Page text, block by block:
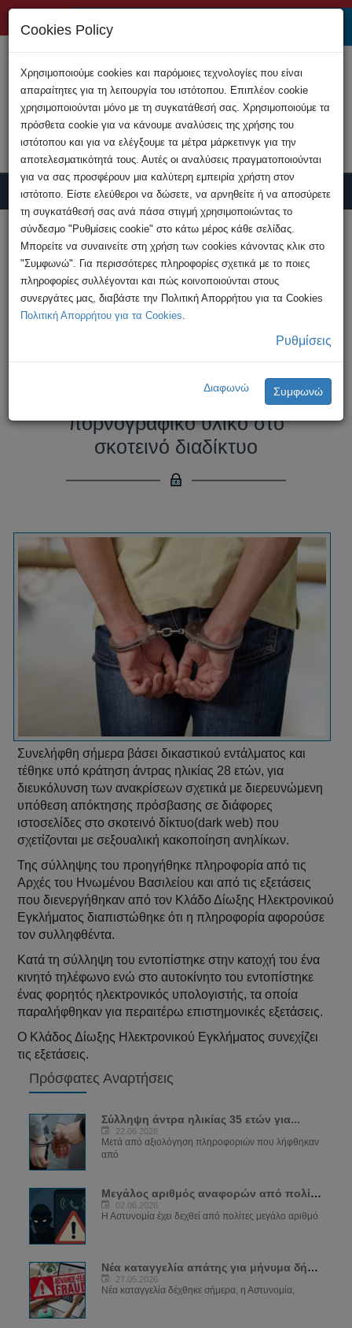
Υποβολή Καταγγελίας
HOME
Ανακοινώσεις
Σύλληψη υπόπτου που είχε πρόσβαση σε
παιδικό πορνογραφικό ...
Σύλληψη υπόπτου που είχε
πρόσβαση σε παιδικό
πορνογραφικό υλικο στο
σκοτεινό διαδίκτυο
Συνελήφθη σήμερα βάσει δικαστικού εντάλματος και
τέθηκε υπό κράτηση άντρας ηλικίας 28 ετών, για
διευκόλυνση των ανακρίσεων σχετικά με διερευνώμενη
υπόθεση απόκτησης πρόσβασης σε διάφορες
ιστοσελίδες στο σκοτεινό δίκτυο(dark web) που
σχετίζονται με σεξουαλική κακοποίηση ανηλίκων.
Της σύλληψης του προηγήθηκε πληροφορία από τις
Αρχές του Ηνωμένου Βασιλείου και από τις εξετάσεις
που διενεργήθηκαν από τον Κλάδο Δίωξης Ηλεκτρονικού
Εγκλήματος διαπιστώθηκε ότι η πληροφορία αφορούσε
τον συλληφθέντα.
Κατά τη σύλληψη του εντοπίστηκε στην κατοχή του ένα
κινητό τηλέφωνο ενώ στο αυτοκίνητο του εντοπίστηκε
ένας φορητός ηλεκτρονικός υπολογιστής, τα οποία
παραλήφθηκαν για περαιτέρω επιστημονικές εξετάσεις.
Ο Κλάδος Δίωξης Ηλεκτρονικού Εγκλήματος συνεχίζει
τις εξετάσεις.
Πρόσφατες Αναρτήσεις
Σύλληψη άντρα ηλικίας 35 ετών για...
22.06.2026
Μετά από αξιολόγηση πληροφοριών που λήφθηκαν
από
Μεγάλος αριθμός αναφορών από πολίτες για...
02.06.2026
Η Αστυνομία έχει δεχθεί από πολίτες μεγάλο αριθμό
Νέα καταγγελία απάτης για μήνυμα δήθεν...
27.05.2026
Νέα καταγγελία δέχθηκε σήμερα, η Αστυνομία,
Cookies Policy
Χρησιμοποιούμε cookies και παρόμοιες τεχνολογίες που είναι
απαραίτητες για τη λειτουργία του ιστότοπου. Επιπλέον cookie
χρησιμοποιούνται μόνο με τη συγκατάθεσή σας. Χρησιμοποιούμε τα
πρόσθετα cookie για να κάνουμε αναλύσεις της χρήσης του
ιστότοπου και για να ελέγξουμε τα μέτρα μάρκετινγκ για την
αποτελεσματικότητά τους. Αυτές οι αναλύσεις πραγματοποιούνται
για να σας προσφέρουν μια καλύτερη εμπειρία χρήστη στον
ιστότοπο. Είστε ελεύθεροι να δώσετε, να αρνηθείτε ή να αποσύρετε
τη συγκατάθεσή σας ανά πάσα στιγμή χρησιμοποιώντας το
σύνδεσμο "Ρυθμίσεις cookie" στο κάτω μέρος κάθε σελίδας.
Μπορείτε να συναινείτε στη χρήση των cookies κάνοντας κλικ στο
"Συμφωνώ". Για περισσότερες πληροφορίες σχετικά με το ποιες
πληροφορίες συλλέγονται και πώς κοινοποιούνται στους
συνεργάτες μας, διαβάστε την Πολιτική Απορρήτου για τα Cookies
Πολιτική Απορρήτου για τα Cookies.
Ρυθμίσεις
Διαφωνώ Συμφωνώ